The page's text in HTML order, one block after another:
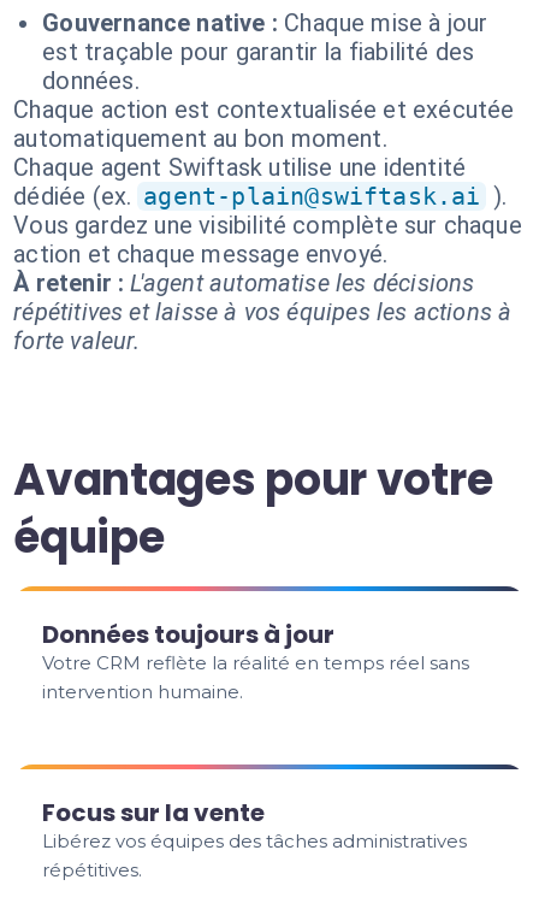
Gouvernance native : Chaque mise à jour
est traçable pour garantir la fiabilité des
données.
Chaque action est contextualisée et exécutée
automatiquement au bon moment.
Chaque agent Swiftask utilise une identité
dédiée (ex. agent-plain@swiftask.ai ).
Vous gardez une visibilité complète sur chaque
action et chaque message envoyé.
À retenir : L'agent automatise les décisions
répétitives et laisse à vos équipes les actions à
forte valeur.
Avantages pour votre
équipe
Données toujours à jour
Votre CRM reflète la réalité en temps réel sans
intervention humaine.
Focus sur la vente
Libérez vos équipes des tâches administratives
répétitives.